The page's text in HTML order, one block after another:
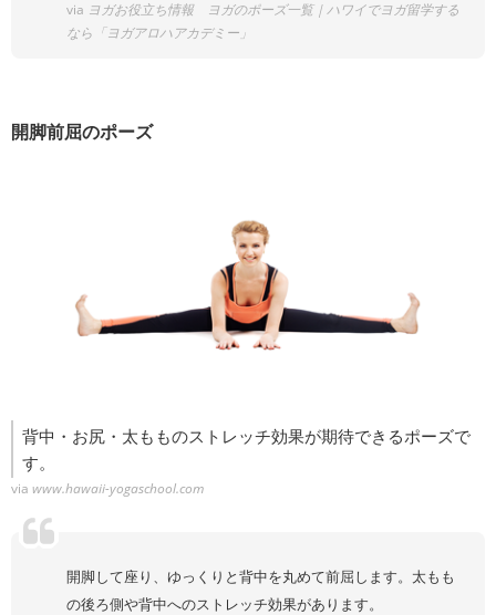
via ヨガお役立ち情報 ヨガのポーズ一覧｜ハワイでヨガ留学する
なら「ヨガアロハアカデミー」
開脚前屈のポーズ
背中・お尻・太もものストレッチ効果が期待できるポーズで
す。
via www.hawaii-yogaschool.com
開脚して座り、ゆっくりと背中を丸めて前屈します。太もも
の後ろ側や背中へのストレッチ効果があります。